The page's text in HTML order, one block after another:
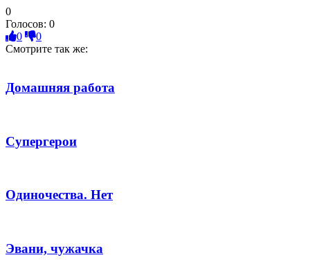
0
Голосов: 0
0
0
Смотрите так же:
Домашняя работа
Супергерои
Одиночества. Нет
Эвани, чужачка